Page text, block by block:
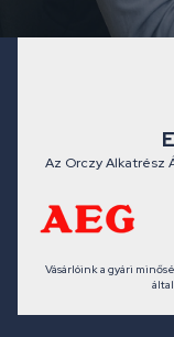
Az Orczy Alkatrész
Vásárlóink a gyári